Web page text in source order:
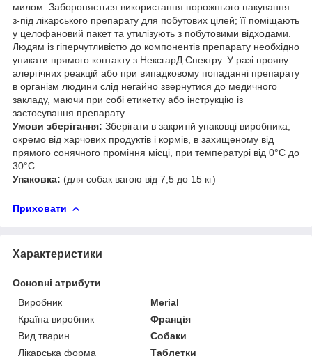
милом. Забороняється використання порожнього пакування
з-під лікарського препарату для побутових цілей; її поміщають
у целофановий пакет та утилізують з побутовими відходами.
Людям із гіперчутливістю до компонентів препарату необхідно
уникати прямого контакту з НексгарД Спектру. У разі прояву
алергічних реакцій або при випадковому попаданні препарату
в організм людини слід негайно звернутися до медичного
закладу, маючи при собі етикетку або інструкцію із
застосування препарату.
Умови зберігання: Зберігати в закритій упаковці виробника,
окремо від харчових продуктів і кормів, в захищеному від
прямого сонячного проміння місці, при температурі від 0°С до
30°С.
Упаковка: (для собак вагою від 7,5 до 15 кг)
Приховати
Характеристики
Основні атрибути
Виробник
Merial
Країна виробник
Франція
Вид тварин
Собаки
Лікарська форма
Таблетки